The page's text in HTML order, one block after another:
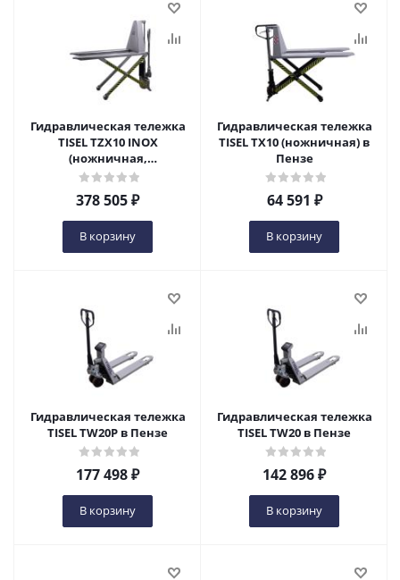
Гидравлическая тележка
TISEL TZX10 INOX
(ножничная,
нержавеющая сталь) в
378 505₽
В корзину
Гидравлическая тележка
TISEL TX10 (ножничная) в
Пензе
64 591 ₽
В корзину
Гидравлическая тележка
TISEL TW20P в Пензе
177 498₽
В корзину
Гидравлическая тележка
TISEL TW20 в Пензе
142 896₽
В корзину